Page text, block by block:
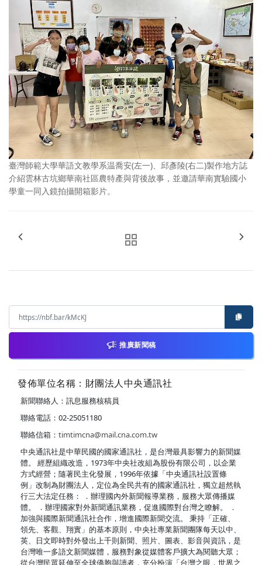
臺灣師範大學華語文教學系温喬安(左一)、邱彥陵(右二)製作地方誌
介紹雲林古坑鄉華南社區農特產與背後故事，並邀請華南實驗國小
學童一同入鏡拍攝開箱影片。
推廣新聞稿
發佈單位名稱：財團法人中央通訊社
新聞聯絡人：訊息服務核稿員
聯絡電話：02-25051180
聯絡信箱： timtimcna@mail.cna.com.tw
中央通訊社是中華民國的國家通訊社，是台灣最具影響力的新聞媒
體。 經歷組織改造，1973年中央社改組為股份有限公司，以企業
方式經營；隨著民主化發展，1996年依據「中央通訊社設置條
例」改制為財團法人，定位為全民共有的國家通訊社，獨立超然執
行三大法定任務： ．辦理國內外新聞報導業務，服務大眾傳播媒
體。 ．辦理國家對外新聞通訊業務，促進國際對台灣之瞭解。 ．
加強與國際新聞通訊社合作，增進國際新聞交流。 秉持「正確、
領先、客觀、翔實」的基本原則，中央社專業新聞團隊每天以中、
英、日文即時對外發出上千則新聞、照片、圖表、影音與資訊，是
台灣唯一多語文新聞媒體，服務對象從媒體客戶擴大為閱聽大眾；